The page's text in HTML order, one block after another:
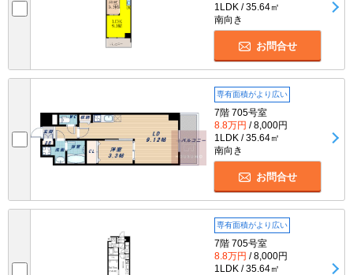
1LDK / 35.64㎡
南向き
お問合せ
専有面積がより広い
7階 705号室
8.8万円 / 8,000円
1LDK / 35.64㎡
南向き
お問合せ
専有面積がより広い
7階 705号室
8.8万円 / 8,000円
1LDK / 35.64㎡